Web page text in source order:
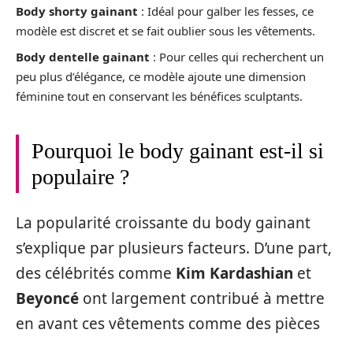
Body shorty gainant : Idéal pour galber les fesses, ce
modèle est discret et se fait oublier sous les vêtements.
Body dentelle gainant : Pour celles qui recherchent un
peu plus d’élégance, ce modèle ajoute une dimension
féminine tout en conservant les bénéfices sculptants.
Pourquoi le body gainant est-il si
populaire ?
La popularité croissante du body gainant
s’explique par plusieurs facteurs. D’une part,
des célébrités comme Kim Kardashian et
Beyoncé ont largement contribué à mettre
en avant ces vêtements comme des pièces